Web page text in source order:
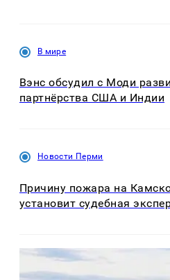
В мире
Вэнс обсудил с Моди
партнёрства США и Индии
Новости Перми
Причину пожара на
установит судебная